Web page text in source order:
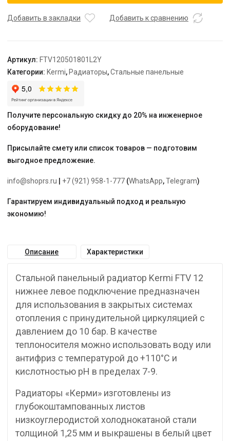
64*500*1800,
RAL
9016
(белый),
Kermi
Добавить в закладки Добавить к сравнению
Артикул: FTV120501801L2Y
Категории: Kermi, Радиаторы,Стальные панельные
Получите персональную скидку до 20% на инженерное
оборудование!
Присылайте смету или список товаров — подготовим
выгодное предложение.
info@shoprs.ru +7 (921) 958-1-777 (WhatsApp,Telegram)
Гарантируем индивидуальный подход и реальную
экономию!
Описание Характеристики
Стальной панельный радиатор Kermi FTV 12
нижнее левое подключение предназначен
для использования в закрытых системах
отопления с принудительной циркуляцией с
давлением до 10 бар. В качестве
теплоносителя можно использовать воду или
антифриз с температурой до +110°C и
кислотностью pH в пределах 7-9.
Радиаторы «Керми» изготовлены из
глубокоштампованных листов
низкоуглеродистой холоднокатаной стали
толщиной 1,25 мм и выкрашены в белый цвет